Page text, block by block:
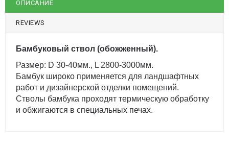
ОПИСАНИЕ
REVIEWS
Бамбуковый ствол (обожженный).
Размер: D 30-40мм., L 2800-3000мм.
Бамбук широко применяется для ландшафтных
работ и дизайнерской отделки помещений.
Стволы бамбука проходят термическую обработку
и обжигаются в специальных печах.